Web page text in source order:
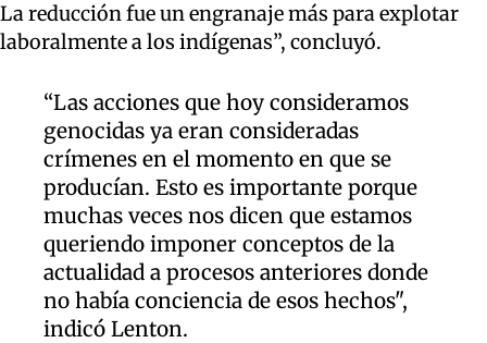
La reducción fue un engranaje más para explotar
laboralmente a los indígenas”, concluyó.
“Las acciones que hoy consideramos
genocidas ya eran consideradas
crímenes en el momento en que se
producían. Esto es importante porque
muchas veces nos dicen que estamos
queriendo imponer conceptos de la
actualidad a procesos anteriores donde
no había conciencia de esos hechos",
indicó Lenton.